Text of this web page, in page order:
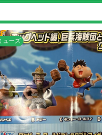
ューズ